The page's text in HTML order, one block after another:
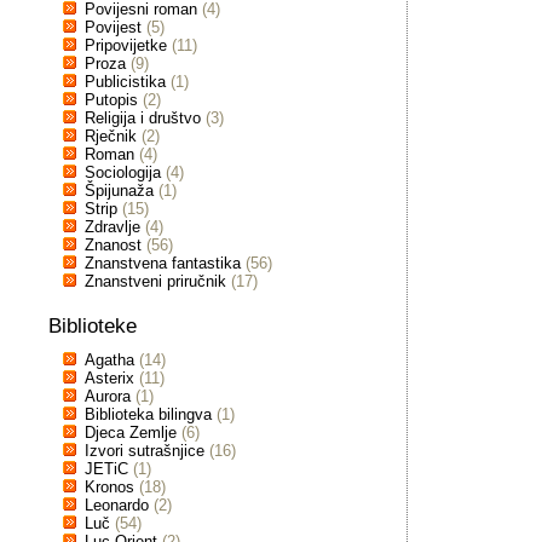
Povijesni roman (4)
Povijest (5)
Pripovijetke (11)
Proza (9)
Publicistika (1)
Putopis (2)
Religija i društvo (3)
Rječnik (2)
Roman (4)
Sociologija (4)
Špijunaža (1)
Strip (15)
Zdravlje (4)
Znanost (56)
Znanstvena fantastika (56)
Znanstveni priručnik (17)
Biblioteke
Agatha (14)
Asterix (11)
Aurora (1)
Biblioteka bilingva (1)
Djeca Zemlje (6)
Izvori sutrašnjice (16)
JETiC (1)
Kronos (18)
Leonardo (2)
Luč (54)